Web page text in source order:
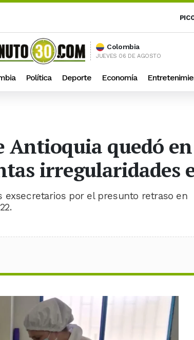
Colombia
JUEVES 06 DE AGOSTO
Política Deporte Economía
Antioquia quedó
irregularidades
por el presunto retraso en